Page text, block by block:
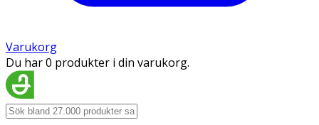
Varukorg
Du har 0 produkter i din varukorg.